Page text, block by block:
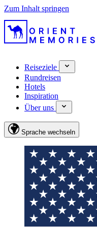
Zum Inhalt springen
Reiseziele
Rundreisen
Hotels
Inspiration
Über uns
Sprache wechseln